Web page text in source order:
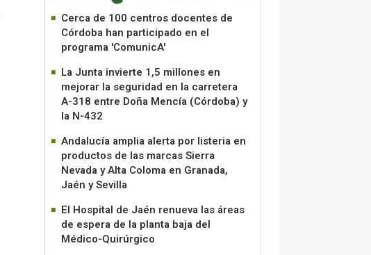
Cerca de 100 centros docentes de
Córdoba han participado en el
programa 'ComunicA'
La Junta invierte 1,5 millones en
mejorar la seguridad en la carretera
A-318 entre Doña Mencía (Córdoba) y
la N-432
Andalucía amplia alerta por listeria en
productos de las marcas Sierra
Nevada y Alta Coloma en Granada,
Jaén y Sevilla
El Hospital de Jaén renueva las áreas
de espera de la planta baja del
Médico-Quirúrgico